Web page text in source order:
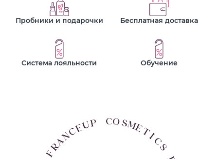
Пробники и подарочки Бесплатная доставка
Система лояльности Обучение